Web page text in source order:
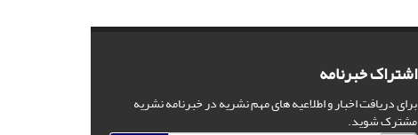
اشتراک خبرنامه
برای دریافت اخبار و اطلاعیه های مهم نشریه در خبرنامه نشریه
مشترک شوید.